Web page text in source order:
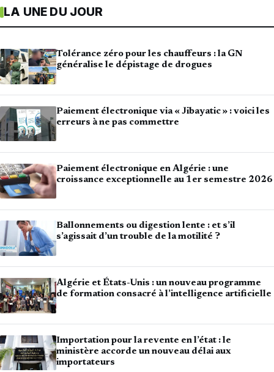
LA UNE DU JOUR
Tolérance zéro pour les chauffeurs : la GN
généralise le dépistage de drogues
Paiement électronique via « Jibayatic » : voici les
erreurs à ne pas commettre
Paiement électronique en Algérie : une
croissance exceptionnelle au 1er semestre 2026
Ballonnements ou digestion lente : et s’il
s’agissait d’un trouble de la motilité ?
Algérie et États-Unis : un nouveau programme
de formation consacré à l’intelligence artificielle
Importation pour la revente en l’état : le
ministère accorde un nouveau délai aux
importateurs